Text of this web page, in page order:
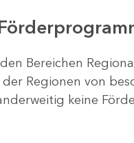
Bereichen
Regionen von
keine